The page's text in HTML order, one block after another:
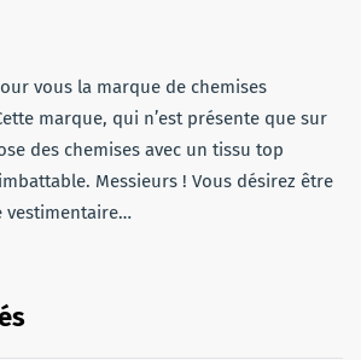
vous la marque de chemises
marque, qui n’est présente que sur
des chemises avec un tissu top
Messieurs ! Vous désirez être
vestimentaire…